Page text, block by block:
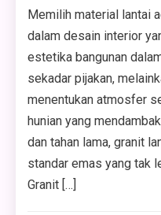
Memilih material lantai
dalam desain interior
estetika bangunan
sekadar pijakan,
menentukan atmosfer
hunian yang
dan tahan lama, granit
standar emas yang tak
Granit […]